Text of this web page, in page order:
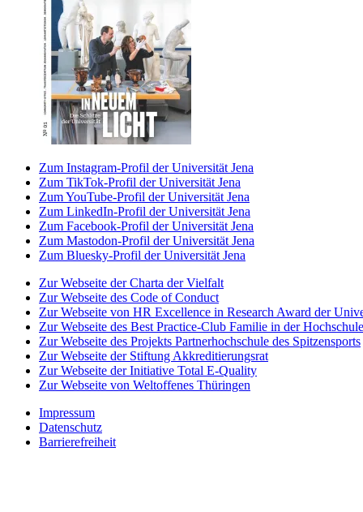
Zum Instagram-Profil der Universität Jena
Zum TikTok-Profil der Universität Jena
Zum YouTube-Profil der Universität Jena
Zum LinkedIn-Profil der Universität Jena
Zum Facebook-Profil der Universität Jena
Zum Mastodon-Profil der Universität Jena
Zum Bluesky-Profil der Universität Jena
Zur Webseite der Charta der Vielfalt
Zur Webseite des Code of Conduct
Zur Webseite von HR Excellence in Research Award der
Zur Webseite des Best Practice-Club Familie in der Hochschule
Zur Webseite des Projekts Partnerhochschule des Spitzensports
Zur Webseite der Stiftung Akkreditierungsrat
Zur Webseite der Initiative Total E-Quality
Zur Webseite von Weltoffenes Thüringen
Impressum
Datenschutz
Barrierefreiheit